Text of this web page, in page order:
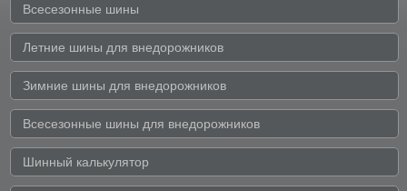
Всесезонные шины
Летние шины для внедорожников
Зимние шины для внедорожников
Всесезонные шины для внедорожников
Шинный калькулятор